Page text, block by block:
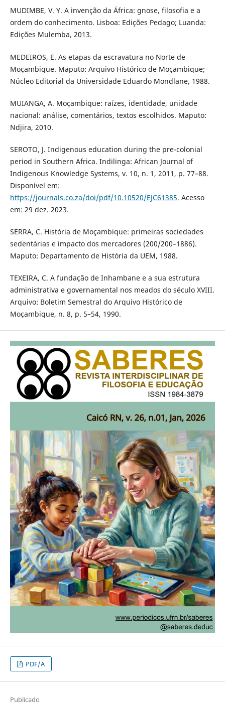
MUDIMBE, V. Y. A invenção da África: gnose, filosofia e a
ordem do conhecimento. Lisboa: Edições Pedago; Luanda:
Edições Mulemba, 2013.
MEDEIROS, E. As etapas da escravatura no Norte de
Moçambique. Maputo: Arquivo Histórico de Moçambique;
Núcleo Editorial da Universidade Eduardo Mondlane, 1988.
MUIANGA, A. Moçambique: raízes, identidade, unidade
nacional: análise, comentários, textos escolhidos. Maputo:
Ndjira, 2010.
SEROTO, J. Indigenous education during the pre-colonial
period in Southern Africa. Indilinga: African Journal of
Indigenous Knowledge Systems, v. 10, n. 1, 2011, p. 77–88.
Disponível em:
https://journals.co.za/doi/pdf/10.10520/EJC61385. Acesso
em: 29 dez. 2023.
SERRA, C. História de Moçambique: primeiras sociedades
sedentárias e impacto dos mercadores (200/200–1886).
Maputo: Departamento de História da UEM, 1988.
TEXEIRA, C. A fundação de Inhambane e a sua estrutura
administrativa e governamental nos meados do século XVIII.
Arquivo: Boletim Semestral do Arquivo Histórico de
Moçambique, n. 8, p. 5–54, 1990.
PDF/A
Publicado